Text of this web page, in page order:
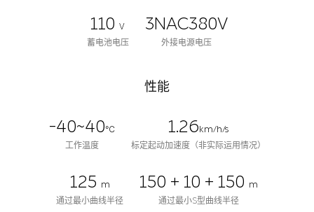
110 V
蓄电池电压
3NAC380V
外接电源电压
性能
-40~40℃
工作温度
1.26 km/h/s
标定起动加速度（非实际运用情况）
125 m
通过最小曲线半径
150 + 10 + 150 m
通过最小S型曲线半径